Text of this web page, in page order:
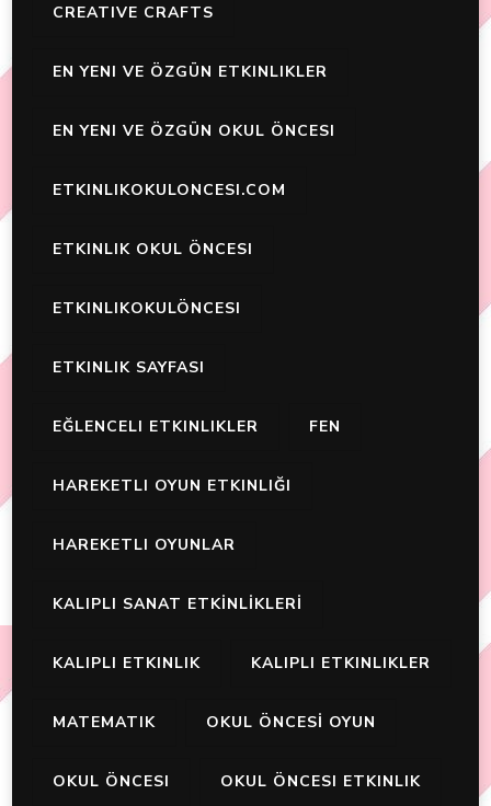
CREATIVE CRAFTS
EN YENI VE ÖZGÜN ETKINLIKLER
EN YENI VE ÖZGÜN OKUL ÖNCESI
ETKINLIKOKULONCESI.COM
ETKINLIK OKUL ÖNCESI
ETKINLIKOKULÖNCESI
ETKINLIK SAYFASI
EĞLENCELI ETKINLIKLER FEN
HAREKETLI OYUN ETKINLIĞI
HAREKETLI OYUNLAR
KALIPLI SANAT ETKİNLİKLERİ
KALIPLI ETKINLIK KALIPLI ETKINLIKLER
MATEMATIK OKUL ÖNCESİ OYUN
OKUL ÖNCESI OKUL ÖNCESI ETKINLIK